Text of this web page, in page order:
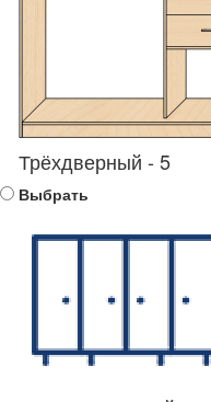
Трёхдверный - 5
Выбрать